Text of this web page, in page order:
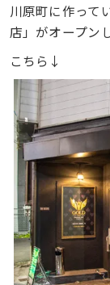
川原町に作って
店」がオープン
こちら↓